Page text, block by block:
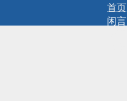
首页
闲言